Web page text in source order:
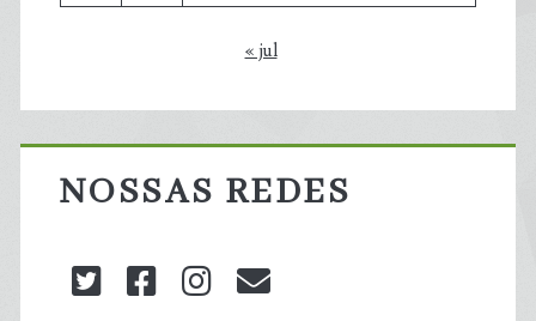
« jul
NOSSAS REDES
twitterfacebookinstagram